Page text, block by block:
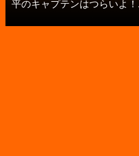
平のキャプテンはつらいよ！